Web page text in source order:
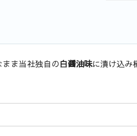
ま当社独自の白醤油味に漬け込み